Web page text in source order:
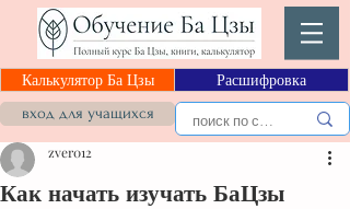
Калькулятор Ба Цзы Расшифровка
вход для учащихся
Как начать изучать БаЦзы
zver012